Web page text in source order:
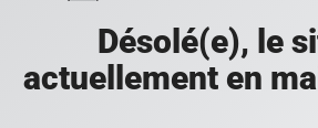
Désolé(e), le
actuellement en